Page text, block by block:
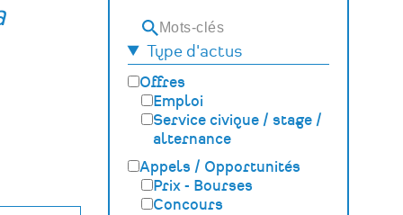
Mots-
clésType d'actus
Offres
Emploi
Service civique / stage /
alternance
Appels / Opportunités
Prix - Bourses
Concours